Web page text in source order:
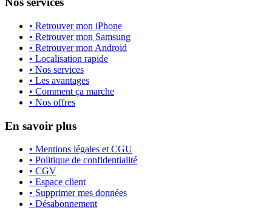
• Retrouver mon iPhone
• Retrouver mon Samsung
• Retrouver mon Android
• Localisation rapide
• Nos services
• Les avantages
• Comment ça marche
• Nos offres
En savoir plus
• Mentions légales et CGU
• Politique de confidentialité
• CGV
• Espace client
• Supprimer mes données
• Désabonnement